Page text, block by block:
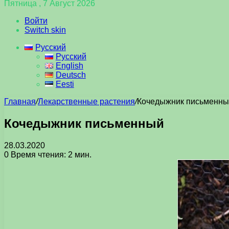
Пятница , 7 Август 2026
Войти
Switch skin
Русский
Русский
English
Deutsch
Eesti
Главная/Лекарственные растения/Кочедыжник
Кочедыжник письменный
28.03.2020
0 Время чтения: 2 мин.